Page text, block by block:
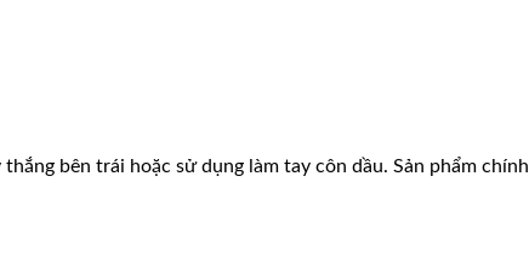
bên trái hoặc sử dụng làm tay côn dầu. Sản phẩm